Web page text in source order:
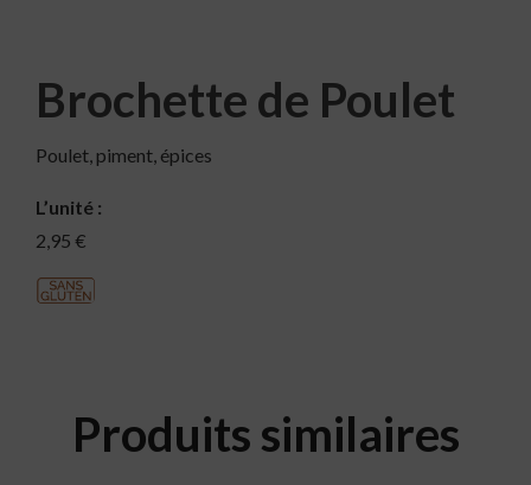
Brochette de Poulet
Poulet, piment, épices
L’unité :
2,95 €
Produits similaires